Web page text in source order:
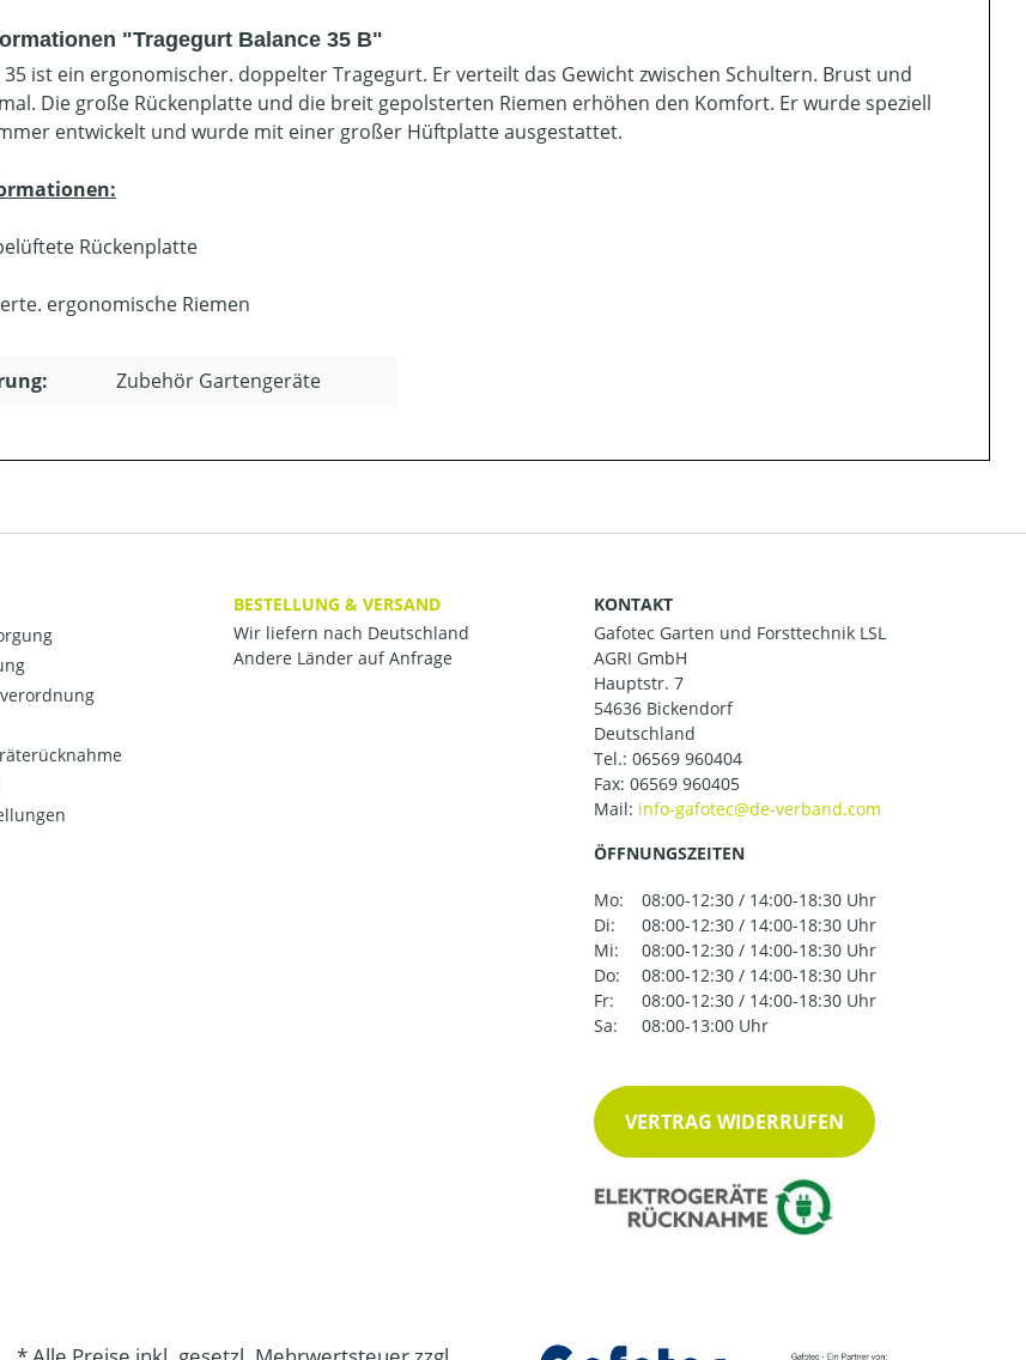
"Tragegurt Balance 35 B"
35 ist ein ergonomischer. doppelter Tragegurt. Er verteilt das Gewicht zwischen Schultern. Brust und
Die große Rückenplatte und die breit gepolsterten Riemen erhöhen den Komfort. Er wurde speziell
entwickelt und wurde mit einer großer Hüftplatte ausgestattet.
Rückenplatte
ergonomische Riemen
Zubehör Gartengeräte
BESTELLUNG & VERSAND
Wir liefern nach Deutschland
Andere Länder auf Anfrage
KONTAKT
Gafotec Garten und Forsttechnik LSL
AGRI GmbH
Hauptstr. 7
54636 Bickendorf
Deutschland
Tel.: 06569 960404
Fax: 06569 960405
Mail:
ÖFFNUNGSZEITEN
Mo:
08:00-12:30 / 14:00-18:30 Uhr
Di:
08:00-12:30 / 14:00-18:30 Uhr
Mi:
08:00-12:30 / 14:00-18:30 Uhr
Do:
08:00-12:30 / 14:00-18:30 Uhr
Fr:
08:00-12:30 / 14:00-18:30 Uhr
Sa:
08:00-13:00 Uhr
VERTRAG WIDERRUFEN